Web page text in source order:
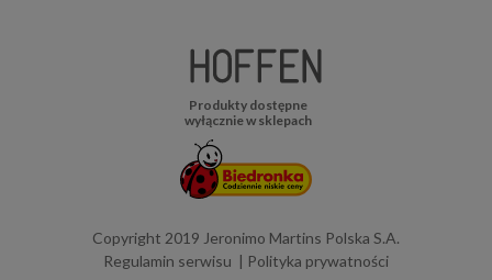
Produkty dostępne
wyłącznie w sklepach
Copyright 2019 Jeronimo Martins Polska S.A.
Regulamin serwisu
Polityka prywatności